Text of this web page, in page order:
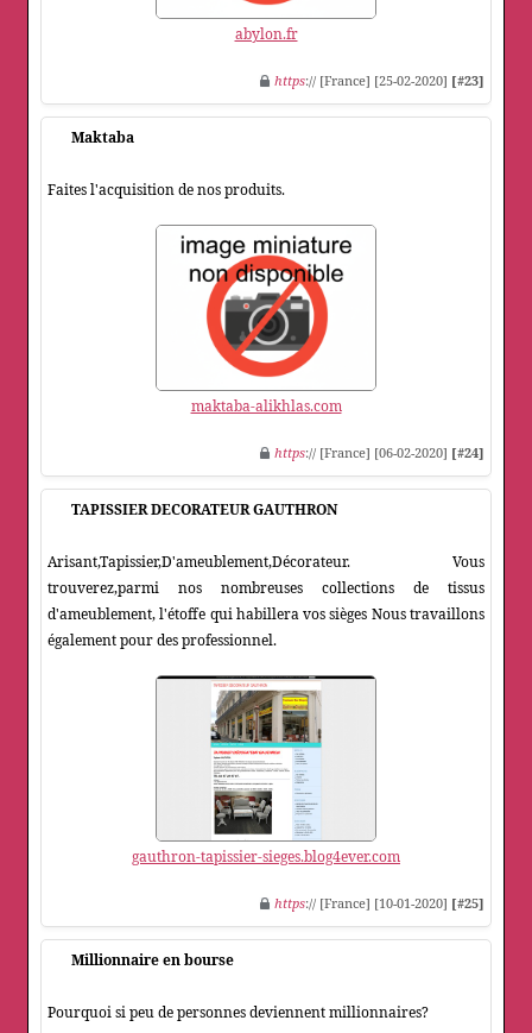
abylon.fr
https:// [France] [25-02-2020] [#23]
Maktaba
Faites l'acquisition de nos produits.
maktaba-alikhlas.com
https:// [France] [06-02-2020] [#24]
TAPISSIER DECORATEUR GAUTHRON
Arisant,Tapissier,D'ameublement,Décorateur. Vous
trouverez,parmi nos nombreuses collections de tissus
d'ameublement, l'étoffe qui habillera vos sièges Nous travaillons
également pour des professionnel.
gauthron-tapissier-sieges.blog4ever.com
https:// [France] [10-01-2020] [#25]
Millionnaire en bourse
Pourquoi si peu de personnes deviennent millionnaires?